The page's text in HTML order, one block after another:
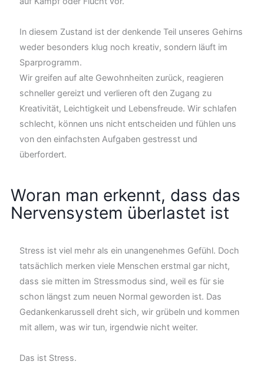
In diesem Zustand ist der denkende Teil unseres Gehirns
weder besonders klug noch kreativ, sondern läuft im
Sparprogramm.
Wir greifen auf alte Gewohnheiten zurück, reagieren
schneller gereizt und verlieren oft den Zugang zu
Kreativität, Leichtigkeit und Lebensfreude. Wir schlafen
schlecht, können uns nicht entscheiden und fühlen uns
von den einfachsten Aufgaben gestresst und
überfordert.
Woran man erkennt, dass das
Nervensystem überlastet ist
Stress ist viel mehr als ein unangenehmes Gefühl. Doch
tatsächlich merken viele Menschen erstmal gar nicht,
dass sie mitten im Stressmodus sind, weil es für sie
schon längst zum neuen Normal geworden ist. Das
Gedankenkarussell dreht sich, wir grübeln und kommen
mit allem, was wir tun, irgendwie nicht weiter.
Das ist Stress.